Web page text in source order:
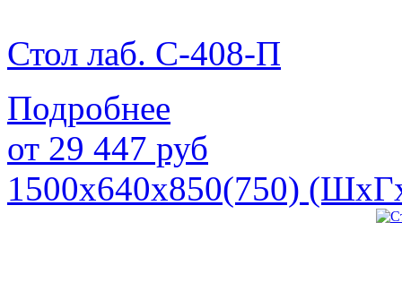
Стол лаб. С-408-П
Подробнее
от 29 447 руб
1500х640х850(750)